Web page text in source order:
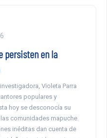
persisten en la
Violeta Parra
populares y
hoy se desconocía su
comunidades mapuche.
inéditas dan cuenta de